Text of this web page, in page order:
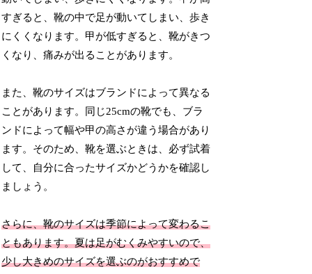
すぎると、靴の中で足が動いてしまい、歩き
にくくなります。甲が低すぎると、靴がきつ
くなり、痛みが出ることがあります。
また、靴のサイズはブランドによって異なる
ことがあります。同じ25cmの靴でも、ブラ
ンドによって幅や甲の高さが違う場合があり
ます。そのため、靴を選ぶときは、必ず試着
して、自分に合ったサイズかどうかを確認し
ましょう。
さらに、靴のサイズは季節によって変わるこ
ともあります。夏は足がむくみやすいので、
少し大きめのサイズを選ぶのがおすすめで